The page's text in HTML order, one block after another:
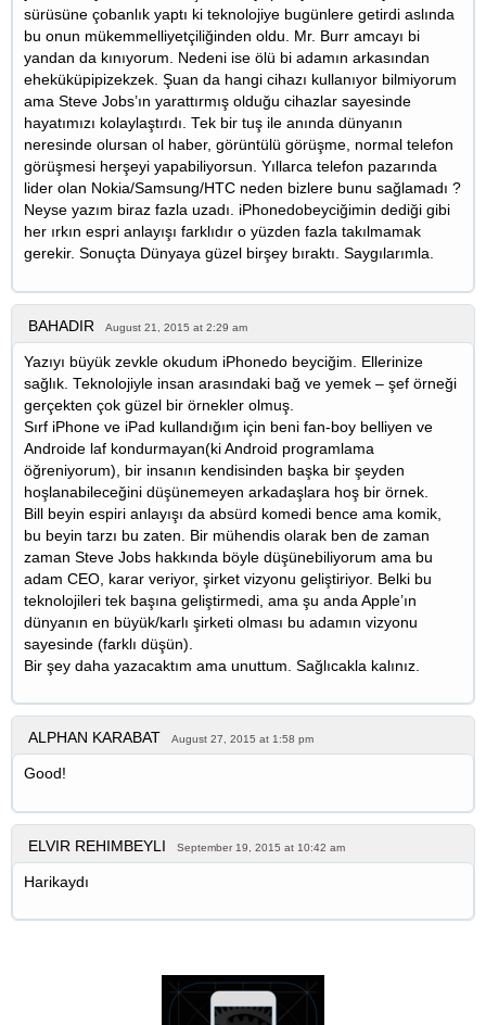
sürüsüne çobanlık yaptı ki teknolojiye bugünlere getirdi aslında
bu onun mükemmelliyetçiliğinden oldu. Mr. Burr amcayı bi
yandan da kınıyorum. Nedeni ise ölü bi adamın arkasından
eheküküpipizekzek. Şuan da hangi cihazı kullanıyor bilmiyorum
ama Steve Jobs’ın yarattırmış olduğu cihazlar sayesinde
hayatımızı kolaylaştırdı. Tek bir tuş ile anında dünyanın
neresinde olursan ol haber, görüntülü görüşme, normal telefon
görüşmesi herşeyi yapabiliyorsun. Yıllarca telefon pazarında
lider olan Nokia/Samsung/HTC neden bizlere bunu sağlamadı ?
Neyse yazım biraz fazla uzadı. iPhonedobeyciğimin dediği gibi
her ırkın espri anlayışı farklıdır o yüzden fazla takılmamak
gerekir. Sonuçta Dünyaya güzel birşey bıraktı. Saygılarımla.
BAHADIR August 21, 2015 at 2:29 am
Yazıyı büyük zevkle okudum iPhonedo beyciğim. Ellerinize
sağlık. Teknolojiyle insan arasındaki bağ ve yemek – şef örneği
gerçekten çok güzel bir örnekler olmuş.
Sırf iPhone ve iPad kullandığım için beni fan-boy belliyen ve
Androide laf kondurmayan(ki Android programlama
öğreniyorum), bir insanın kendisinden başka bir şeyden
hoşlanabileceğini düşünemeyen arkadaşlara hoş bir örnek.
Bill beyin espiri anlayışı da absürd komedi bence ama komik,
bu beyin tarzı bu zaten. Bir mühendis olarak ben de zaman
zaman Steve Jobs hakkında böyle düşünebiliyorum ama bu
adam CEO, karar veriyor, şirket vizyonu geliştiriyor. Belki bu
teknolojileri tek başına geliştirmedi, ama şu anda Apple’ın
dünyanın en büyük/karlı şirketi olması bu adamın vizyonu
sayesinde (farklı düşün).
Bir şey daha yazacaktım ama unuttum. Sağlıcakla kalınız.
ALPHAN KARABAT August 27, 2015 at 1:58 pm
Good!
ELVIR REHIMBEYLI September 19, 2015 at 10:42 am
Harikaydı